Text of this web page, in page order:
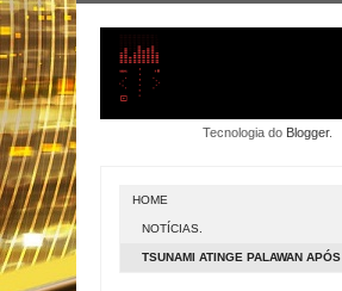
Tecnologia do Blogger.
HOME
NOTÍCIAS.
TSUNAMI ATINGE PALAWAN APÓS